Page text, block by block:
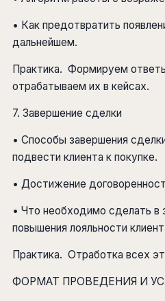
• Как предотвратить
дальнейшем.
Практика. Формируем
отрабатываем их в кейсах.
7. Завершение сделки
• Способы завершения
подвести клиента к покупке.
• Достижение
• Что необходимо сделать в
повышения лояльности
Практика. Отработка всех
ФОРМАТ ПРОВЕДЕНИЯ И